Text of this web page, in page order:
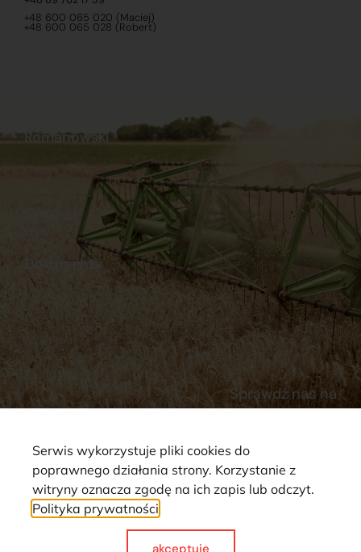
+48 600 065 020 (Maciej)
+48 600 065 028 (Robert)
Dokumenty
Regulamin
Polityka prywatności
Reklamacje i zwroty
Dostawy
Płatności
Romanowski
Sklep internetowy
Praca
Ubezpieczenia
Sprawdź nas na
Strona wykorzystuje pliki cookie. Wszystkie prawa zastrzeżone ©
Serwis wykorzystuje pliki cookies do
poprawnego działania strony. Korzystanie z
witryny oznacza zgodę na ich zapis lub odczyt.
Polityka prywatności
akceptuje